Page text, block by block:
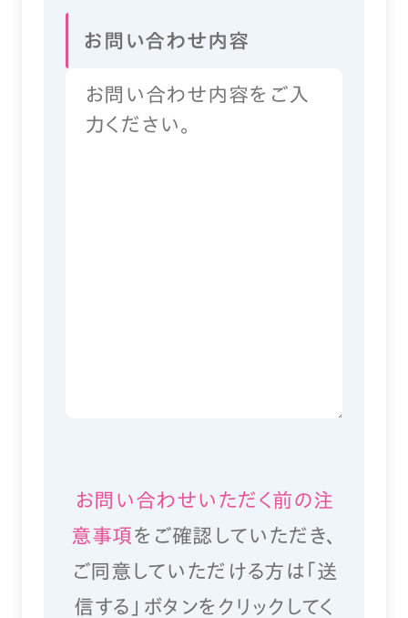
お問い合わせ内容
お問い合わせいただく前の注
意事項をご確認していただき、
ご同意していただける方は「送
信する」ボタンをクリックしてく